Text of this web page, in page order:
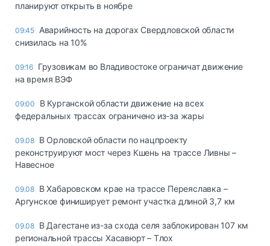
планируют открыть в ноябре
09:45 Аварийность на дорогах Свердловской области
снизилась на 10%
09:16 Грузовикам во Владивостоке ограничат движение
на время ВЭФ
09:00
В Курганской области движение на всех
федеральных трассах ограничено из-за жары
09.08 В Орловской области по нацпроекту
реконструируют мост через Кшень на трассе Ливны –
Навесное
09.08 В Хабаровском крае на трассе Переяславка –
Аргунское финиширует ремонт участка длиной 3,7 км
09.08 В Дагестане из-за схода селя заблокирован 107 км
региональной трассы Хасавюрт – Тлох